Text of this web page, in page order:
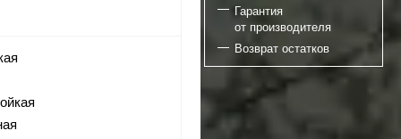
Гарантия
от производителя
Возврат остатков